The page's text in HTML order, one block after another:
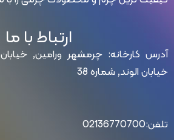
ارتباط با ما
خیابان الوند, شماره 38
تلفن:02136770700